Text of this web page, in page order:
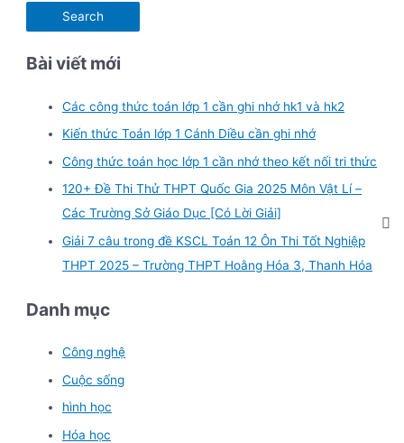
Bài viết mới
Các công thức toán lớp 1 cần ghi nhớ hk1 và hk2
Kiến thức Toán lớp 1 Cánh Diều cần ghi nhớ
Công thức toán học lớp 1 cần nhớ theo kết nối tri thức
120+ Đề Thi Thử THPT Quốc Gia 2025 Môn Vật Lí –
Các Trường Sở Giáo Dục [Có Lời Giải]
Giải 7 câu trong đề KSCL Toán 12 Ôn Thi Tốt Nghiệp
THPT 2025 – Trường THPT Hoằng Hóa 3, Thanh Hóa
Danh mục
Công nghệ
Cuộc sống
hình học
Hóa học